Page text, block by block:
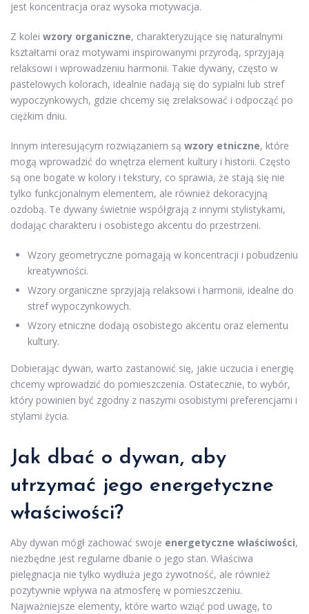
jest koncentracja oraz wysoka motywacja.
Z kolei wzory organiczne, charakteryzujące się naturalnymi
kształtami oraz motywami inspirowanymi przyrodą, sprzyjają
relaksowi i wprowadzeniu harmonii. Takie dywany, często w
pastelowych kolorach, idealnie nadają się do sypialni lub stref
wypoczynkowych, gdzie chcemy się zrelaksować i odpocząć po
ciężkim dniu.
Innym interesującym rozwiązaniem są wzory etniczne, które
mogą wprowadzić do wnętrza element kultury i historii. Często
są one bogate w kolory i tekstury, co sprawia, że stają się nie
tylko funkcjonalnym elementem, ale również dekoracyjną
ozdobą. Te dywany świetnie współgrają z innymi stylistykami,
dodając charakteru i osobistego akcentu do przestrzeni.
Wzory geometryczne pomagają w koncentracji i pobudzeniu
kreatywności.
Wzory organiczne sprzyjają relaksowi i harmonii, idealne do
stref wypoczynkowych.
Wzory etniczne dodają osobistego akcentu oraz elementu
kultury.
Dobierając dywan, warto zastanowić się, jakie uczucia i energię
chcemy wprowadzić do pomieszczenia. Ostatecznie, to wybór,
który powinien być zgodny z naszymi osobistymi preferencjami i
stylami życia.
Jak dbać o dywan, aby
utrzymać jego energetyczne
właściwości?
Aby dywan mógł zachować swoje energetyczne właściwości,
niezbędne jest regularne dbanie o jego stan. Właściwa
pielęgnacja nie tylko wydłuża jego żywotność, ale również
pozytywnie wpływa na atmosferę w pomieszczeniu.
Najważniejsze elementy, które warto wziąć pod uwagę, to